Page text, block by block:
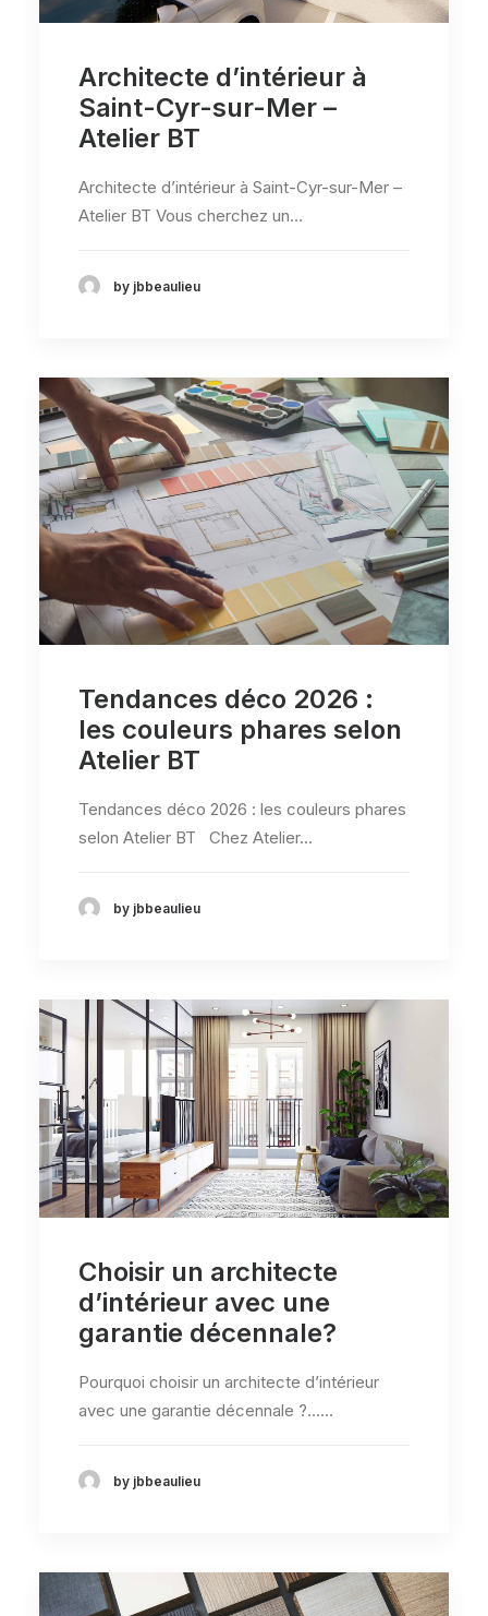
Architecte d’intérieur à
Saint-Cyr-sur-Mer –
Atelier BT
Architecte d’intérieur à Saint-Cyr-sur-Mer –
Atelier BT Vous cherchez un…
by jbbeaulieu
Tendances déco 2026 :
les couleurs phares selon
Atelier BT
Tendances déco 2026 : les couleurs phares
selon Atelier BT Chez Atelier…
by jbbeaulieu
Choisir un architecte
d’intérieur avec une
garantie décennale?
Pourquoi choisir un architecte d’intérieur
avec une garantie décennale ?……
by jbbeaulieu